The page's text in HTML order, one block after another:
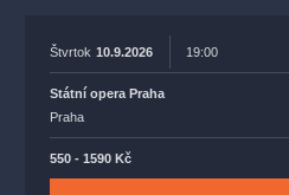
Štvrtok 10.9.2026 19:00
Státní opera Praha
Praha
550 - 1590 Kč